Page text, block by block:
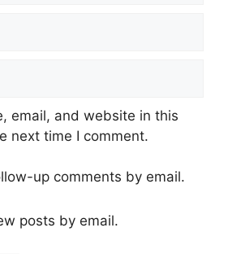
email, and website in this
next time I comment.
up comments by email.
posts by email.